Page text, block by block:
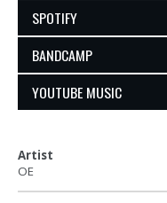
SPOTIFY
BANDCAMP
YOUTUBE MUSIC
Artist
OE